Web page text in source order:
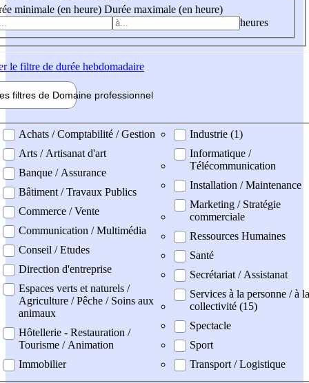
minimale (en heure) Durée maximale (en heure)
heures
le filtre de durée hebdomadaire
filtres de Domaine professionnel
professionel
Achats / Comptabilité / Gestion
Arts / Artisanat d'art
Banque / Assurance
Bâtiment / Travaux Publics
Commerce / Vente
Communication / Multimédia
Conseil / Etudes
Direction d'entreprise
Espaces verts et naturels /
Agriculture / Pêche / Soins aux
animaux
Hôtellerie - Restauration /
Tourisme / Animation
Immobilier
Industrie (1)
Informatique /
Télécommunication
Installation / Maintenance
Marketing / Stratégie
commerciale
Ressources Humaines
Santé
Secrétariat / Assistanat
Services à la personne / à la
collectivité (15)
Spectacle
Sport
Transport / Logistique